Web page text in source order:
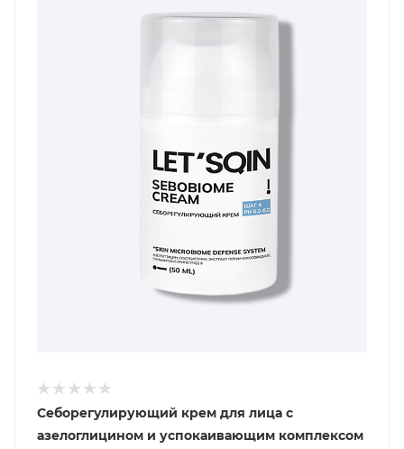
Себорегулирующий крем для лица с
азелоглицином и успокаивающим комплексом